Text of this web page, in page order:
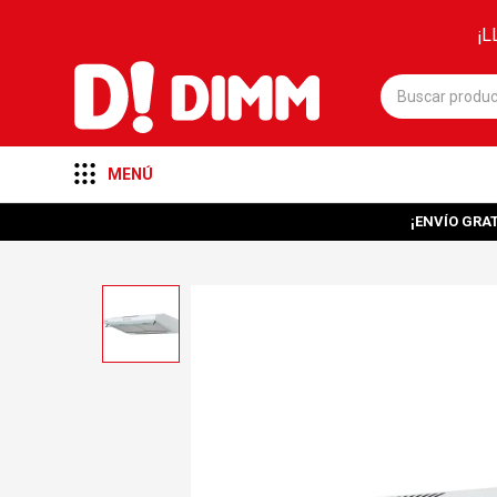
MENÚ
¡ENVÍO